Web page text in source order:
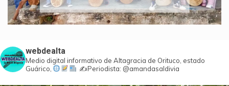
webdealta
Medio digital informativo de Altagracia de Orituco, estado
Guárico,
✍️Periodista: @amandasaldivia